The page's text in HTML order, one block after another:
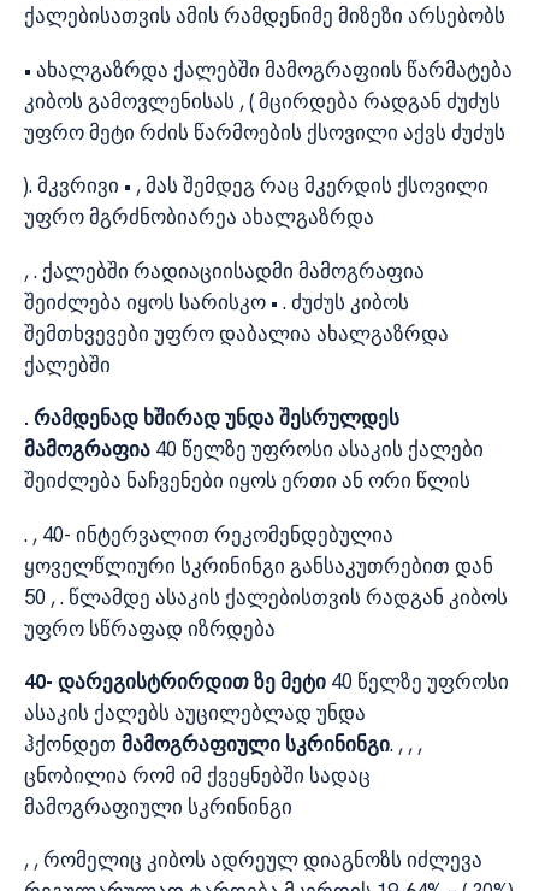
ქალებისათვის ამის რამდენიმე მიზეზი არსებობს
• ახალგაზრდა ქალებში მამოგრაფიის წარმატება
კიბოს გამოვლენისას , ( მცირდება რადგან ძუძუს
უფრო მეტი რძის წარმოების ქსოვილი აქვს ძუძუს
). მკვრივი • , მას შემდეგ რაც მკერდის ქსოვილი
უფრო მგრძნობიარეა ახალგაზრდა
, . ქალებში რადიაციისადმი მამოგრაფია
შეიძლება იყოს სარისკო • . ძუძუს კიბოს
შემთხვევები უფრო დაბალია ახალგაზრდა
ქალებში
. რამდენად ხშირად უნდა შესრულდეს
მამოგრაფია 40 წელზე უფროსი ასაკის ქალები
შეიძლება ნაჩვენები იყოს ერთი ან ორი წლის
. , 40- ინტერვალით რეკომენდებულია
ყოველწლიური სკრინინგი განსაკუთრებით დან
50 , . წლამდე ასაკის ქალებისთვის რადგან კიბოს
უფრო სწრაფად იზრდება
40- დარეგისტრირდით ზე მეტი 40 წელზე უფროსი
ასაკის ქალებს აუცილებლად უნდა
ჰქონდეთ მამოგრაფიული სკრინინგი. , , ,
ცნობილია რომ იმ ქვეყნებში სადაც
მამოგრაფიული სკრინინგი
, , რომელიც კიბოს ადრეულ დიაგნოზს იძლევა